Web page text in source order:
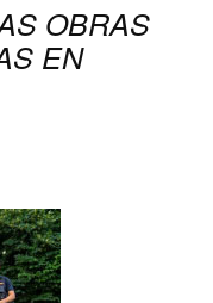
OBRAS
EN